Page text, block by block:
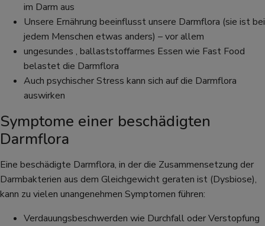
im Darm aus
Unsere Ernährung beeinflusst unsere Darmflora (sie ist bei
jedem Menschen etwas anders) – vor allem
ungesundes , ballaststoffarmes Essen wie Fast Food
belastet die Darmflora
Auch psychischer Stress kann sich auf die Darmflora
auswirken
Symptome einer beschädigten
Darmflora
Eine beschädigte Darmflora, in der die Zusammensetzung der
Darmbakterien aus dem Gleichgewicht geraten ist (Dysbiose),
kann zu vielen unangenehmen Symptomen führen:
Verdauungsbeschwerden wie Durchfall oder Verstopfung